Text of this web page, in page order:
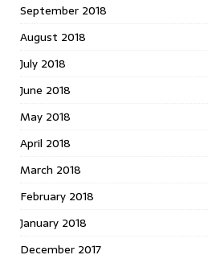
September 2018
August 2018
July 2018
June 2018
May 2018
April 2018
March 2018
February 2018
January 2018
December 2017